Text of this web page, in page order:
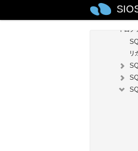
SIOS
トロダ
リ